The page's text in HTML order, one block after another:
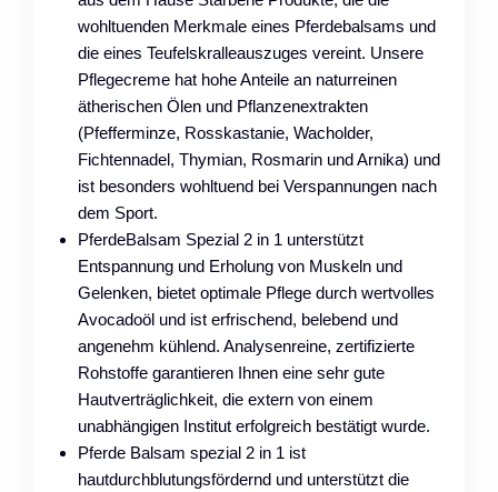
wohltuenden Merkmale eines Pferdebalsams und
die eines Teufelskralleauszuges vereint. Unsere
Pflegecreme hat hohe Anteile an naturreinen
ätherischen Ölen und Pflanzenextrakten
(Pfefferminze, Rosskastanie, Wacholder,
Fichtennadel, Thymian, Rosmarin und Arnika) und
ist besonders wohltuend bei Verspannungen nach
dem Sport.
PferdeBalsam Spezial 2 in 1 unterstützt
Entspannung und Erholung von Muskeln und
Gelenken, bietet optimale Pflege durch wertvolles
Avocadoöl und ist erfrischend, belebend und
angenehm kühlend. Analysenreine, zertifizierte
Rohstoffe garantieren Ihnen eine sehr gute
Hautverträglichkeit, die extern von einem
unabhängigen Institut erfolgreich bestätigt wurde.
Pferde Balsam spezial 2 in 1 ist
hautdurchblutungsfördernd und unterstützt die